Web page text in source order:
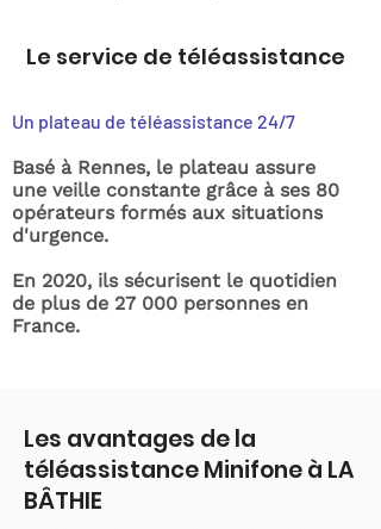
Le service de téléassistance
Un plateau de téléassistance 24/7
Basé à Rennes, le plateau assure
une veille constante grâce à ses 80
opérateurs formés aux situations
d'urgence.
En 2020, ils sécurisent le quotidien
de plus de 27 000 personnes en
France.
Les avantages de la
téléassistance Minifone à LA
BÂTHIE